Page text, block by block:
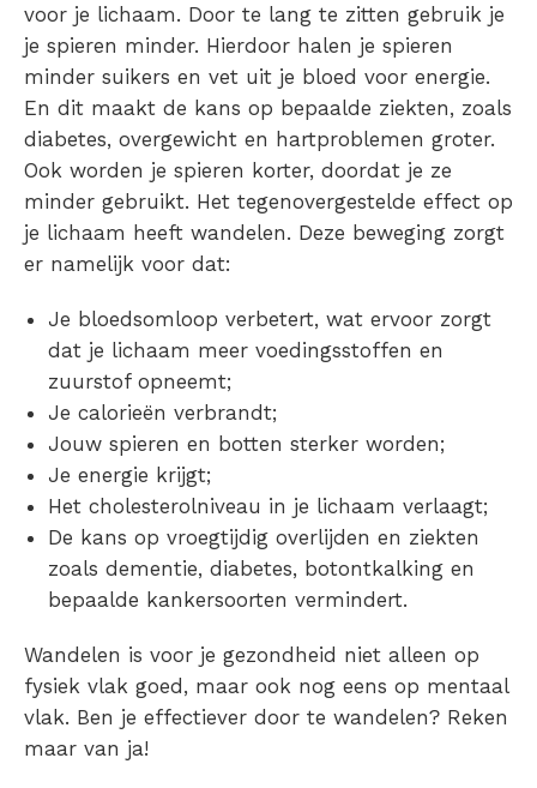
voor je lichaam. Door te lang te zitten gebruik je
je spieren minder. Hierdoor halen je spieren
minder suikers en vet uit je bloed voor energie.
En dit maakt de kans op bepaalde ziekten, zoals
diabetes, overgewicht en hartproblemen groter.
Ook worden je spieren korter, doordat je ze
minder gebruikt. Het tegenovergestelde effect op
je lichaam heeft wandelen. Deze beweging zorgt
er namelijk voor dat:
Je bloedsomloop verbetert, wat ervoor zorgt
dat je lichaam meer voedingsstoffen en
zuurstof opneemt;
Je calorieën verbrandt;
Jouw spieren en botten sterker worden;
Je energie krijgt;
Het cholesterolniveau in je lichaam verlaagt;
De kans op vroegtijdig overlijden en ziekten
zoals dementie, diabetes, botontkalking en
bepaalde kankersoorten vermindert.
Wandelen is voor je gezondheid niet alleen op
fysiek vlak goed, maar ook nog eens op mentaal
vlak. Ben je effectiever door te wandelen? Reken
maar van ja!